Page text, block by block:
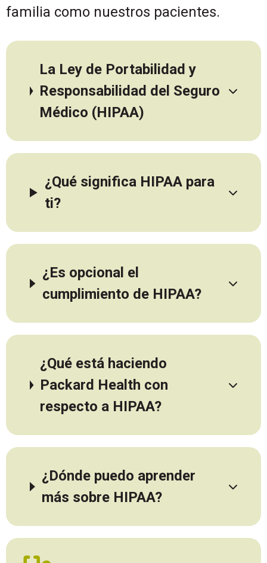
familia como nuestros pacientes.
La Ley de Portabilidad y
Responsabilidad del Seguro
Médico (HIPAA)
¿Qué significa HIPAA para
ti?
¿Es opcional el
cumplimiento de HIPAA?
¿Qué está haciendo
Packard Health con
respecto a HIPAA?
¿Dónde puedo aprender
más sobre HIPAA?